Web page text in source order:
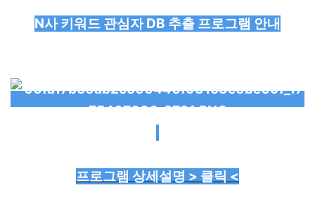
N사 키워드 관심자 DB 추출 프로그램 안내
프로그램 상세설명 > 클릭 <